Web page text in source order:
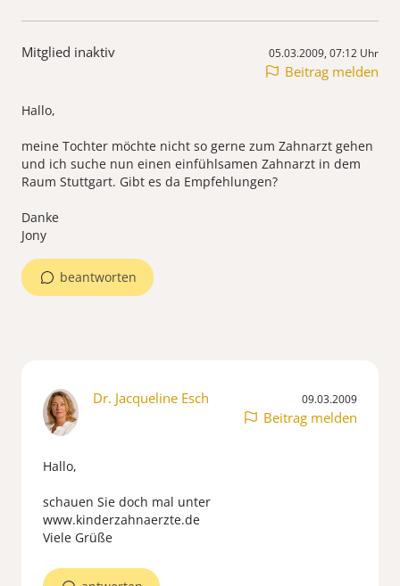
Mitglied inaktiv 05.03.2009, 07:12 Uhr
Beitrag melden
Hallo,
meine Tochter möchte nicht so gerne zum Zahnarzt gehen
und ich suche nun einen einfühlsamen Zahnarzt in dem
Raum Stuttgart. Gibt es da Empfehlungen?
Danke
Jony
beantworten
Dr. Jacqueline Esch 09.03.2009
Beitrag melden
Hallo,
schauen Sie doch mal unter
www.kinderzahnaerzte.de
Viele Grüße